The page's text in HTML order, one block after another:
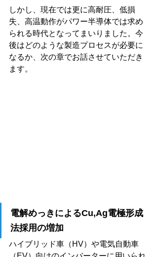
しかし、現在では更に高耐圧、低損
失、高温動作がパワー半導体では求め
られる時代となってまいりました。今
後はどのような製造プロセスが必要に
なるか、次の章でお話させていただき
ます。
電解めっきによるCu,Ag電極形成
法採用の増加
ハイブリッド車（HV）や電気自動車